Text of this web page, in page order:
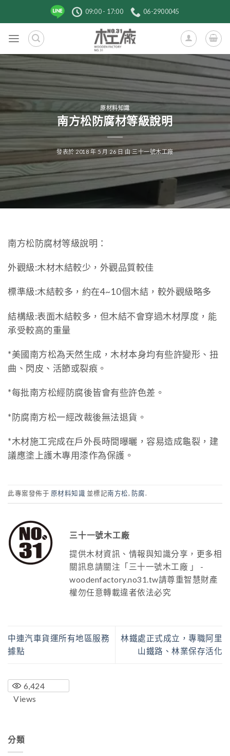
09:00 - 17:00 06-2900045
原材料知識
南方松防腐材等級說明
發表於 2018 年 5 月 26 日 由 三十一號木工廠
南方松防腐材等級說明：
外觀級:木材木結較少，外觀品質較佳
標準級:木結較多，約在4~10個木結，較外觀級略多
結構級:表面木結較多，但木結不會穿過木材厚度，能
承受較高的重量
*美國南方松為天然生成，木材本身均有些許變形、扭
曲、閃皮、活節或裂痕。
*每批南方松經防腐後皆會有些許色差。
*防腐南方松一經改裁後無法退貨。
*木材施工完成在戶外長時間曝曬，容易造成龜裂，建
議應塗上護木專用漆作為保護。
此專案發佈于 原材料知識 並標記南方松, 防腐.
三十一號木工廠
提供木材資訊、情報與知識分享，更多相
關訊息請關注「三十一號木工廠 」 -
woodenfactory.no31.tw請尊重智慧財產
權勿任意轉載違者依法必究
中連汽車貨運所有地區服務
據點
林鐵處正式成立，專職阿里
山鐵路、林業保存活化
6,424
Views
分類